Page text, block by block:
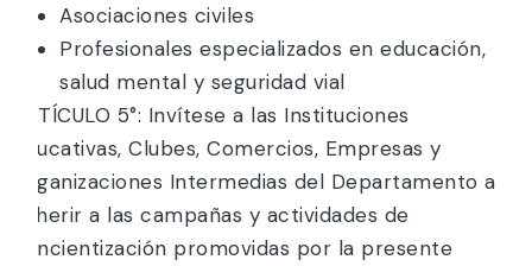
Asociaciones civiles
Profesionales especializados en educación,
salud mental y seguridad vial
ARTÍCULO 5°: Invítese a las Instituciones
Educativas, Clubes, Comercios, Empresas y
Organizaciones Intermedias del Departamento a
adherir a las campañas y actividades de
concientización promovidas por la presente